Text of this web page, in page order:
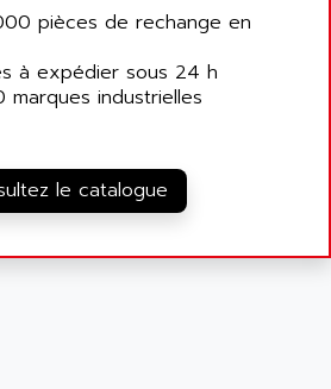
pièces de rechange en
à expédier sous 24 h
industrielles
le catalogue